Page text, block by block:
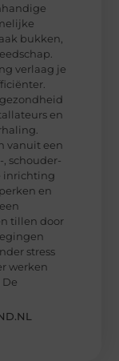
bukken,
verlaag je
en
vanuit een
schouder-
inrichting
en
tillen door
stress
werken